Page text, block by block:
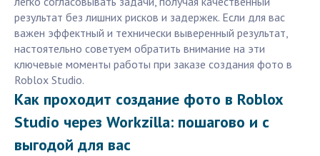
результат без лишних рисков и задержек. Если для вас
важен эффектный и технически выверенный результат,
настоятельно советуем обратить внимание на эти
ключевые моменты работы при заказе создания фото в
Roblox Studio.
Как проходит создание фото в Roblox
Studio через Workzilla: пошагово и с
выгодой для вас